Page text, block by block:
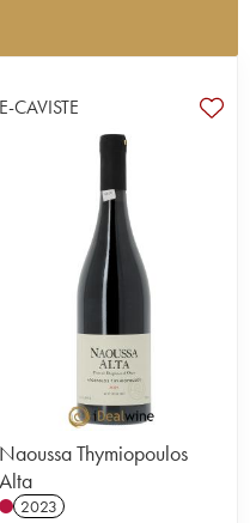
de Naoussa. Les
ont 130 ans et le
est mis en lumière
de ce domaine réputé.
E-CAVISTE
Naoussa Thymiopoulos
Alta
2023